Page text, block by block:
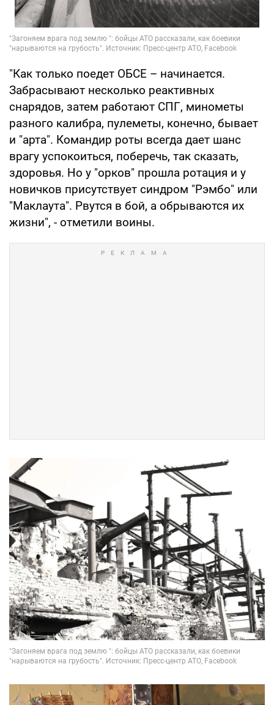
"Как только поедет ОБСЕ – начинается.
Забрасывают несколько реактивных
снарядов, затем работают СПГ, минометы
разного калибра, пулеметы, конечно, бывает
и "арта". Командир роты всегда дает шанс
врагу успокоиться, поберечь, так сказать,
здоровья. Но у "орков" прошла ротация и у
новичков присутствует синдром "Рэмбо" или
"Маклаута". Рвутся в бой, а обрываются их
жизни", - отметили воины.